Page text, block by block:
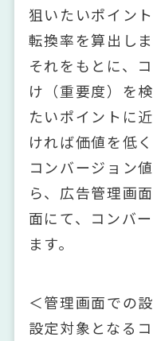
狙いたいポイン
転換率を算出しま
それをもとに、
け（重要度）を
たいポイントに
ければ価値を低く
コンバージョン
ら、広告管理画
面にて、コンバ
ます。
＜管理画面での
設定対象となる